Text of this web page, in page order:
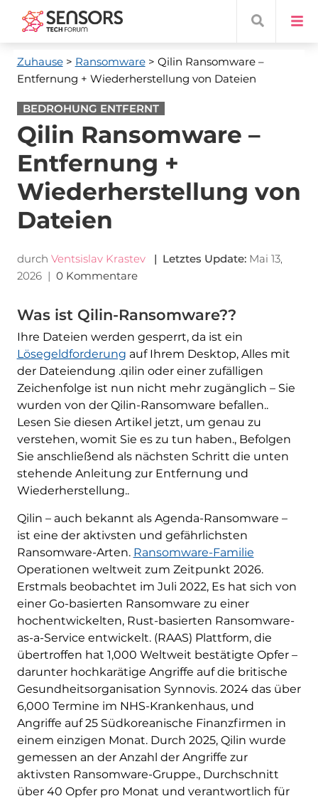
Zuhause> Ransomware > Qilin Ransomware–
Entfernung + Wiederherstellung von Dateien
BEDROHUNG ENTFERNT
Qilin Ransomware –
Entfernung +
Wiederherstellung von
Dateien
durch Ventsislav Krastev | Letztes Update: Mai 13,
2026| 0 Kommentare
Was ist Qilin-Ransomware??
Ihre Dateien werden gesperrt, da ist ein
Lösegeldforderung auf Ihrem Desktop, Alles mit
der Dateiendung .qilin oder einer zufälligen
Zeichenfolge ist nun nicht mehr zugänglich – Sie
wurden von der Qilin-Ransomware befallen..
Lesen Sie diesen Artikel jetzt, um genau zu
verstehen, womit Sie es zu tun haben., Befolgen
Sie anschließend als nächsten Schritt die unten
stehende Anleitung zur Entfernung und
Wiederherstellung..
Qilin – auch bekannt als Agenda-Ransomware –
ist eine der aktivsten und gefährlichsten
Ransomware-Arten. Ransomware-Familie
Operationen weltweit zum Zeitpunkt 2026.
Erstmals beobachtet im Juli 2022, Es hat sich von
einer Go-basierten Ransomware zu einer
hochentwickelten, Rust-basierten Ransomware-
as-a-Service entwickelt. (RAAS) Plattform, die
übertroffen hat 1,000 Weltweit bestätigte Opfer –
darunter hochkarätige Angriffe auf die britische
Gesundheitsorganisation Synnovis. 2024 das über
6,000 Termine im NHS-Krankenhaus, und
Angriffe auf 25 Südkoreanische Finanzfirmen in
einem einzigen Monat. Durch 2025, Qilin wurde
gemessen an der Anzahl der Angriffe zur
aktivsten Ransomware-Gruppe., Durchschnitt
über 40 Opfer pro Monat und verantwortlich für